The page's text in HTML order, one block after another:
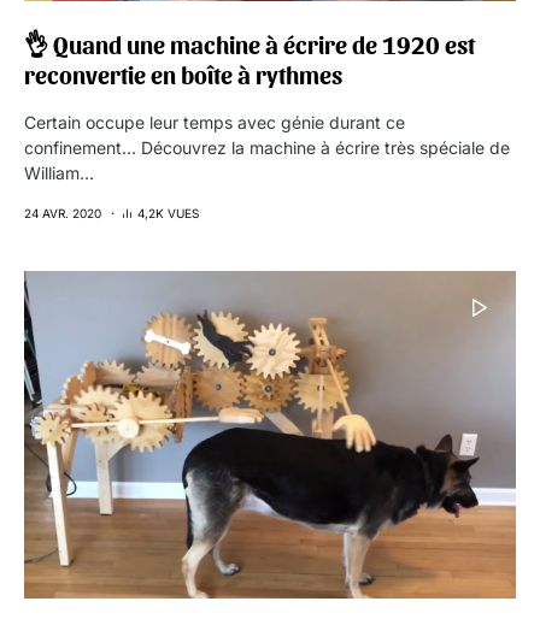
👌 Quand une machine à écrire de 1920 est
reconvertie en boîte à rythmes
Certain occupe leur temps avec génie durant ce
confinement… Découvrez la machine à écrire très spéciale de
William…
24 AVR. 2020 4,2K VUES